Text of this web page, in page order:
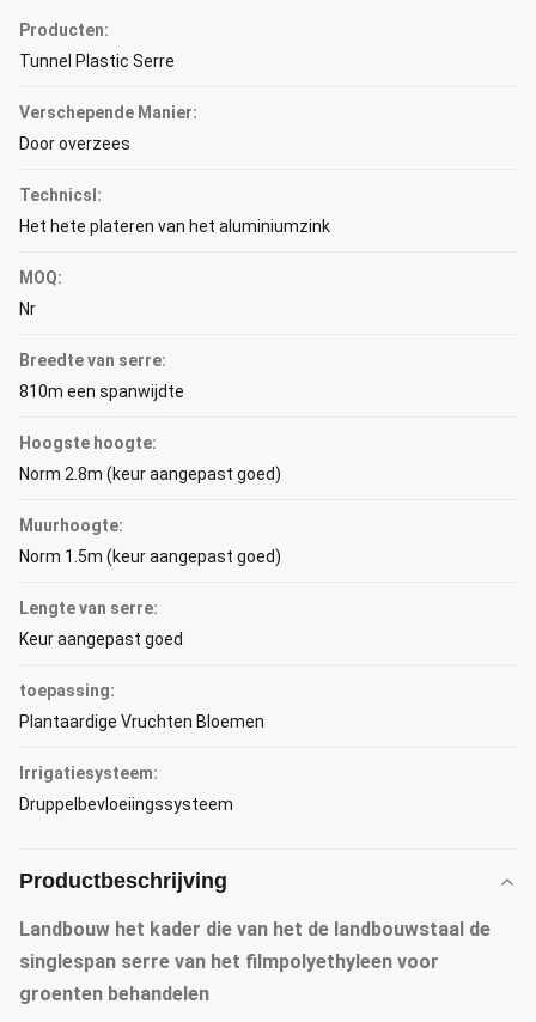
Producten:
Tunnel Plastic Serre
Verschepende Manier:
Door overzees
Technicsl:
Het hete plateren van het aluminiumzink
MOQ:
Nr
Breedte van serre:
810m een spanwijdte
Hoogste hoogte:
Norm 2.8m (keur aangepast goed)
Muurhoogte:
Norm 1.5m (keur aangepast goed)
Lengte van serre:
Keur aangepast goed
toepassing:
Plantaardige Vruchten Bloemen
Irrigatiesysteem:
Druppelbevloeiingssysteem
Productbeschrijving
Landbouw het kader die van het de landbouwstaal de
singlespan serre van het filmpolyethyleen voor
groenten behandelen